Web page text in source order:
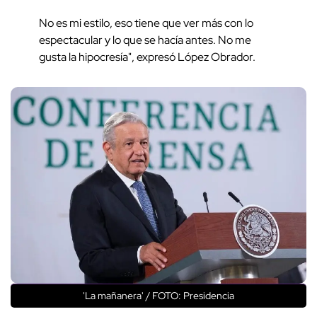
No es mi estilo, eso tiene que ver más con lo
espectacular y lo que se hacía antes. No me
gusta la hipocresía", expresó López Obrador.
'La mañanera' / FOTO: Presidencia